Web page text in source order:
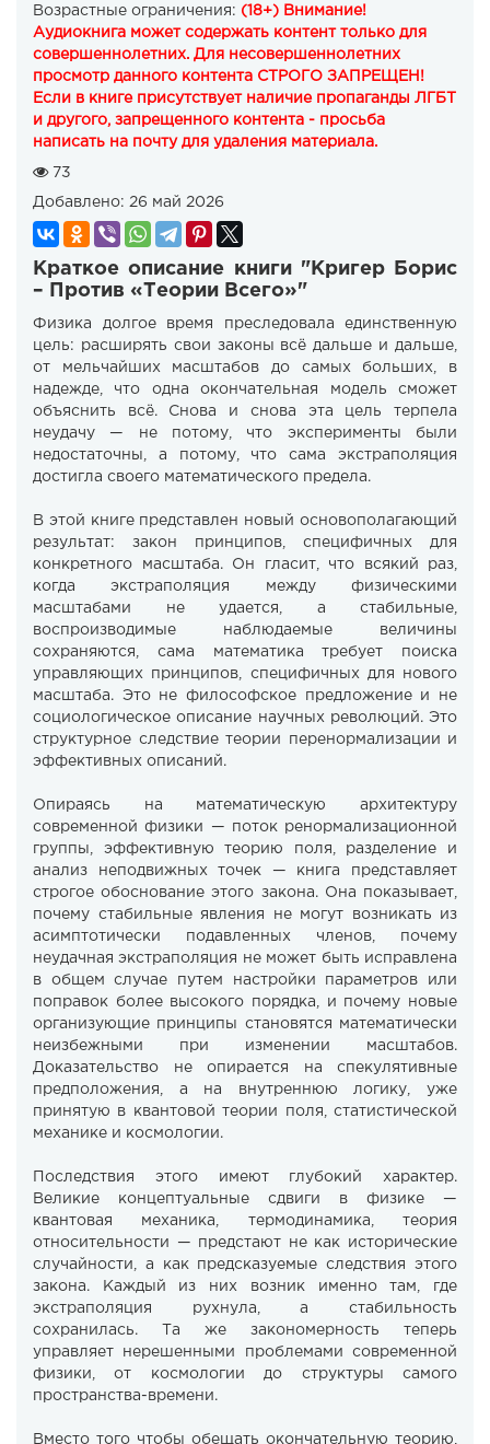
Возрастные ограничения: (18+) Внимание!
Аудиокнига может содержать контент только для
совершеннолетних. Для несовершеннолетних
просмотр данного контента СТРОГО ЗАПРЕЩЕН!
Если в книге присутствует наличие пропаганды ЛГБТ
и другого, запрещенного контента - просьба
написать на почту для удаления материала.
73
Добавлено: 26 май 2026
Краткое описание книги "Кригер Борис
– Против «Теории Всего»"
Физика долгое время преследовала единственную
цель: расширять свои законы всё дальше и дальше,
от мельчайших масштабов до самых больших, в
надежде, что одна окончательная модель сможет
объяснить всё. Снова и снова эта цель терпела
неудачу — не потому, что эксперименты были
недостаточны, а потому, что сама экстраполяция
достигла своего математического предела.
В этой книге представлен новый основополагающий
результат: закон принципов, специфичных для
конкретного масштаба. Он гласит, что всякий раз,
когда экстраполяция между физическими
масштабами не удается, а стабильные,
воспроизводимые наблюдаемые величины
сохраняются, сама математика требует поиска
управляющих принципов, специфичных для нового
масштаба. Это не философское предложение и не
социологическое описание научных революций. Это
структурное следствие теории перенормализации и
эффективных описаний.
Опираясь на математическую архитектуру
современной физики — поток ренормализационной
группы, эффективную теорию поля, разделение и
анализ неподвижных точек — книга представляет
строгое обоснование этого закона. Она показывает,
почему стабильные явления не могут возникать из
асимптотически подавленных членов, почему
неудачная экстраполяция не может быть исправлена
в общем случае путем настройки параметров или
поправок более высокого порядка, и почему новые
организующие принципы становятся математически
неизбежными при изменении масштабов.
Доказательство не опирается на спекулятивные
предположения, а на внутреннюю логику, уже
принятую в квантовой теории поля, статистической
механике и космологии.
Последствия этого имеют глубокий характер.
Великие концептуальные сдвиги в физике —
квантовая механика, термодинамика, теория
относительности — предстают не как исторические
случайности, а как предсказуемые следствия этого
закона. Каждый из них возник именно там, где
экстраполяция рухнула, а стабильность
сохранилась. Та же закономерность теперь
управляет нерешенными проблемами современной
физики, от космологии до структуры самого
пространства-времени.
Вместо того чтобы обещать окончательную теорию,